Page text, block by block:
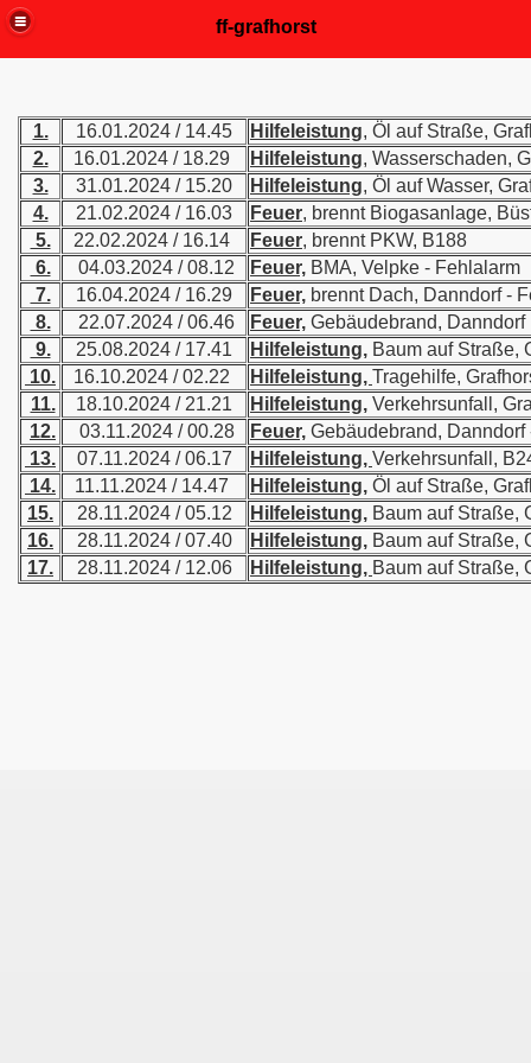
ff-grafhorst
1. 16.01.2024 / 14.45 Hilfeleistung, Öl auf Straße,
2.
16.01.2024 / 18.29 Hilfeleistung, Wasserschaden,
3.
31.01.2024 / 15.20 Hilfeleistung, Öl auf Wasser,
4.
21.02.2024 / 16.03 Feuer, brennt Biogasanlage,
5.
22.02.2024 / 16.14 Feuer, brennt PKW, B188
6.
04.03.2024 / 08.12 Feuer, BMA, Velpke - Fehlalarm
7.
16.04.2024 / 16.29 Feuer, brennt Dach, Danndorf -
8.
22.07.2024 / 06.46 Feuer, Gebäudebrand, Danndorf
9.
25.08.2024 / 17.41 Hilfeleistung, Baum auf Straße,
10.
16.10.2024 / 02.22 Hilfeleistung, Tragehilfe,
11.
18.10.2024 / 21.21 Hilfeleistung, Verkehrsunfall,
12.
03.11.2024 / 00.28 Feuer, Gebäudebrand, Danndorf
13.
07.11.2024 / 06.17 Hilfeleistung, Verkehrsunfall,
14.
11.11.2024 / 14.47 Hilfeleistung, Öl auf Straße,
15.
28.11.2024 / 05.12 Hilfeleistung, Baum auf Straße,
16.
28.11.2024 / 07.40 Hilfeleistung, Baum auf Straße,
17.
28.11.2024 / 12.06 Hilfeleistung, Baum auf Straße,